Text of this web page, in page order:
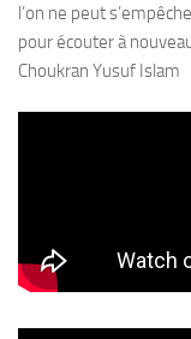
l’on ne peut
pour écouter à
Choukran Yusuf Islam